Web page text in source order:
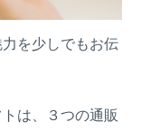
を少しでもお伝
は、３つの通販